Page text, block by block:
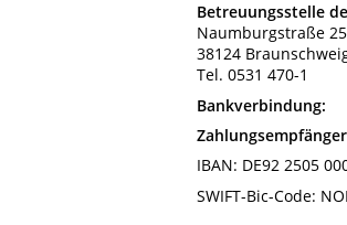
Betreuungsstelle
Naumburgstraße 25
38124
Tel. 0531 470-1
Bankverbindung:
IBAN: DE92 2505
SWIFT-Bic-Code: